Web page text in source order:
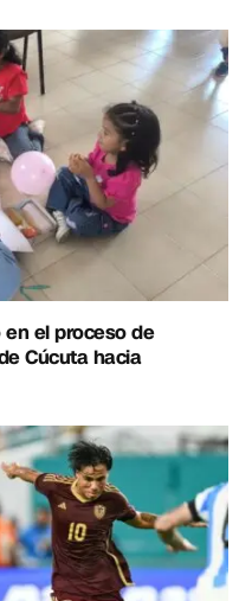
en el proceso de
Cúcuta hacia